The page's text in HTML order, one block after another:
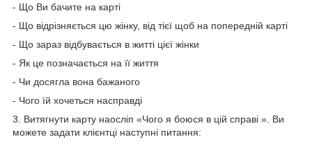
- Що Ви бачите на карті
- Що відрізняється цю жінку, від тієї щоб на попередній карті
- Що зараз відбувається в житті цієї жінки
- Як це позначається на її життя
- Чи досягла вона бажаного
- Чого їй хочеться насправді
3. Витягнути карту наосліп «Чого я боюся в цій справі ». Ви
можете задати клієнтці наступні питання: